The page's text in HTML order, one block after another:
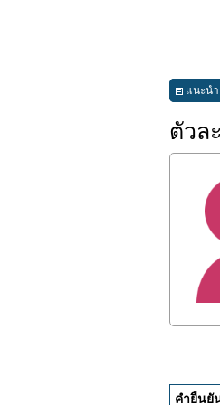
แนะนำ
ตัวล
คำยืนยั